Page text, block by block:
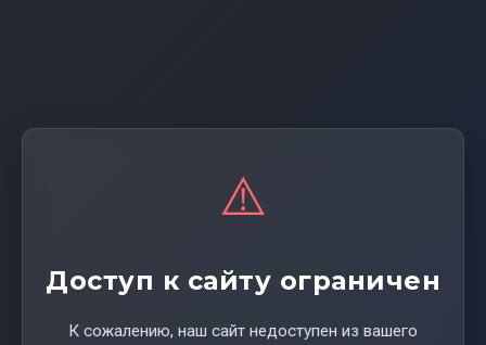
⚠️
Доступ к сайту ограничен
К сожалению, наш сайт недоступен из вашего